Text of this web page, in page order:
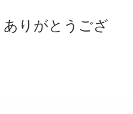
ありがとうござ